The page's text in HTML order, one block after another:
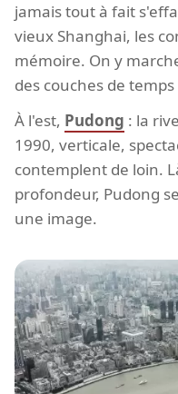
jamais tout à fait
vieux Shanghai, les
mémoire. On y
des couches de
À l'est, Pudong : la
1990, verticale,
contemplent de loin.
profondeur, Pudong
une image.